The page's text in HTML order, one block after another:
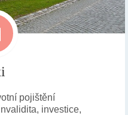
pojištění
, investice,